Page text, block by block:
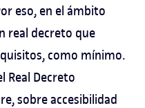
eso, en el ámbito
real decreto que
como mínimo.
Real Decreto
sobre accesibilidad